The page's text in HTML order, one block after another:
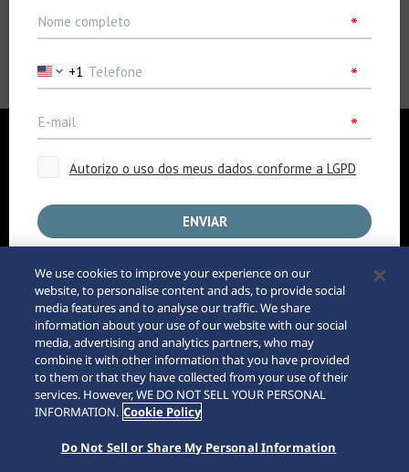
Para os Media
Requisitos
Internet
Sitemap
145th
© 2026 Seiko Watch Corporation
We use cookies to improve your experience on our
website, to personalise content and ads, to provide social
media features and to analyse our traffic. We share
information about your use of our website with our social
media, advertising and analytics partners, who may
combine it with other information that you have provided
to them or that they have collected from your use of their
services. However, WE DO NOT SELL YOUR PERSONAL
INFORMATION. Cookie Policy
Do Not Sell or Share My Personal Information